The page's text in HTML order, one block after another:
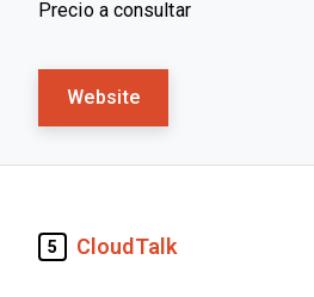
Precio a consultar
Website
5 CloudTalk